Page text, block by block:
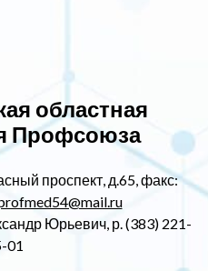
областная
Профсоюза
проспект, д.65, факс:
Юрьевич, р. (383) 221-
01